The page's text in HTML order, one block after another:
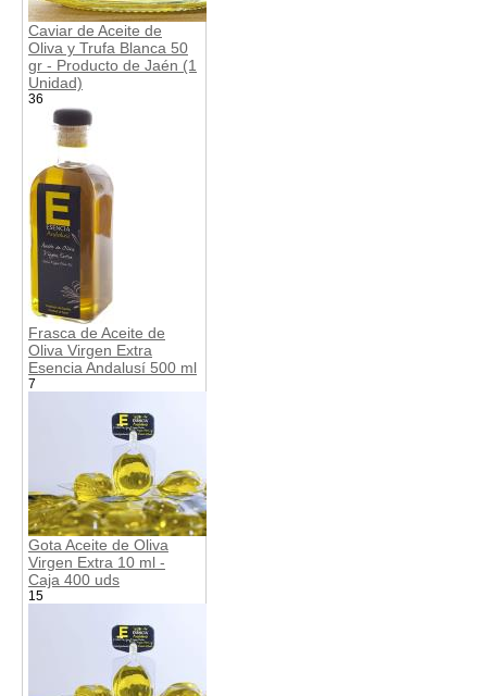
Caviar de Aceite de
Oliva y Trufa Blanca 50
gr - Producto de Jaén (1
Unidad)
36
Frasca de Aceite de
Oliva Virgen Extra
Esencia Andalusí 500 ml
7
Gota Aceite de Oliva
Virgen Extra 10 ml -
Caja 400 uds
15